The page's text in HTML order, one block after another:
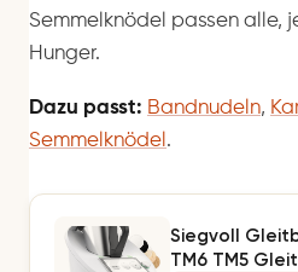
Semmelknödel passen alle,
Hunger.
Dazu passt: Bandnudeln,
Semmelknödel.
Siegvoll
TM6 TM5